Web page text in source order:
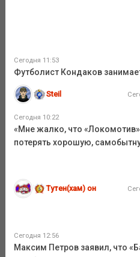
Сегодня 11:53
Футболист Кондаков
Steil
Сегодня 10:22
«Мне жалко, что
потерять хорошую,
Тутен(хам) он
Сегодня 12:56
Максим Петров заявил, что